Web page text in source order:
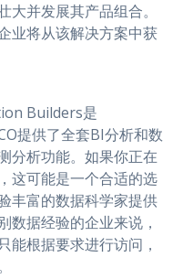
并发展其产品组合。
业将从该解决方案中获
Builders是
提供了全套BI分析和数
分析功能。如果你正在
这可能是一个合适的选
丰富的数据科学家提供
数据经验的企业来说，
能根据要求进行访问，